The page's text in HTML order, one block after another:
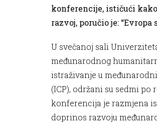
konferencije, ističući
razvoj, poručio je: “Evropa
U svečanoj sali
međunarodnog
istraživanje u
(ICP), održani su sedmi
konferencija je razmjena
doprinos razvoju